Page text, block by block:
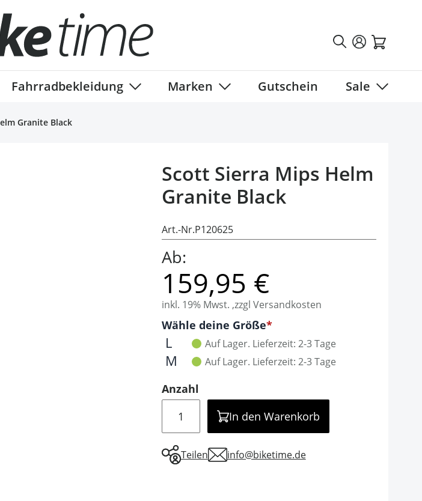
submenu for Fahrradzubehör category
Fahrradbekleidung Marken Gutschein Sale
Granite Black
Scott Sierra Mips Helm
Granite Black
Art.-Nr.P120625
Ab:
159,95 €
inkl. 19% Mwst. ,zzgl Versandkosten
Optionen
Wähle deine Größe
It is required to select one of the available
L Auf Lager. Lieferzeit: 2-3 Tage
M Auf Lager. Lieferzeit: 2-3 Tage
Anzahl
In den Warenkorb
Teilen info@biketime.de